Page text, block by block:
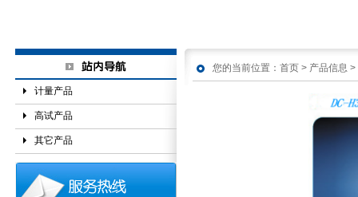
计量产品
高试产品
其它产品
您的当前位置： 首页 > 产品信息 >